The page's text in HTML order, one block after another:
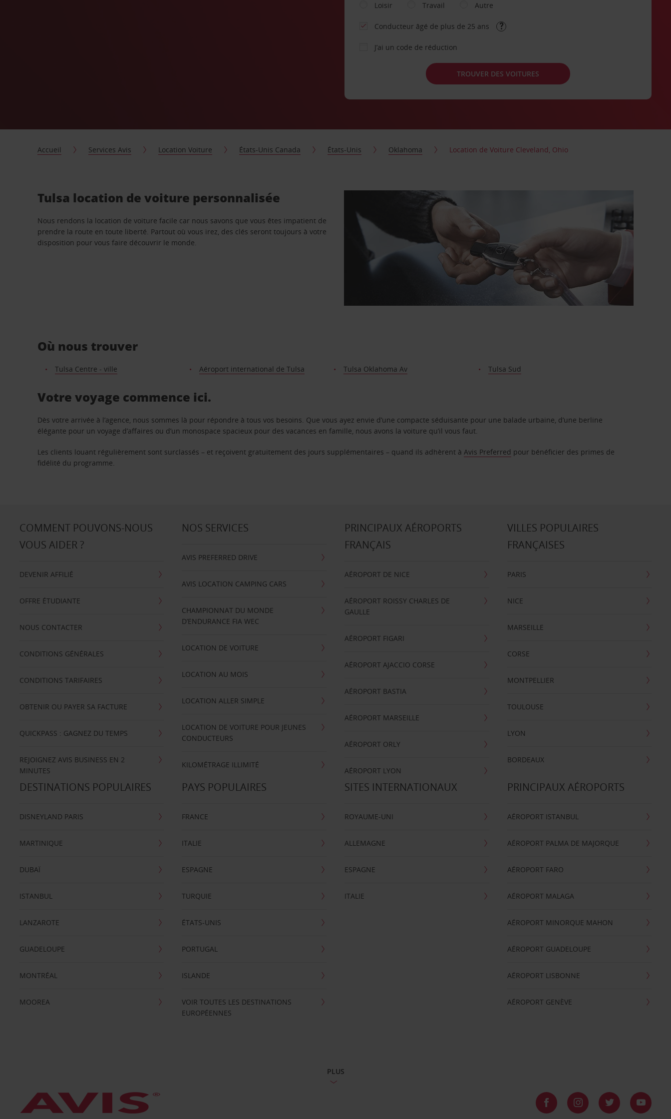
Loisir
Travail Autre
Conducteur âgé de plus de 25 ans
J’ai un code de réduction
TROUVER DES VOITURES
Accueil Services Avis Location Voiture États-Unis Canada États-Unis Oklahoma Location de Voiture Cleveland, Ohio
Tulsa location de voiture personnalisée
Nous rendons la location de voiture facile car nous savons que vous êtes impatient de
prendre la route en toute liberté. Partout où vous irez, des clés seront toujours à votre
disposition pour vous faire découvrir le monde.
Où nous trouver
Tulsa Centre - ville Aéroport international de Tulsa Tulsa Oklahoma Av Tulsa Sud
Votre voyage commence ici.
Dès votre arrivée à l’agence, nous sommes là pour répondre à tous vos besoins. Que vous ayez envie d’une compacte séduisante pour une balade urbaine, d’une berline
élégante pour un voyage d’affaires ou d’un monospace spacieux pour des vacances en famille, nous avons la voiture qu’il vous faut.
Les clients louant régulièrement sont surclassés – et reçoivent gratuitement des jours supplémentaires – quand ils adhèrent àAvis Preferred pour bénéficier des primes de
fidélité du programme.
COMMENT POUVONS-NOUS
VOUS AIDER ?
DEVENIR AFFILIÉ
OFFRE ÉTUDIANTE
NOUS CONTACTER
CONDITIONS GÉNÉRALES
CONDITIONS TARIFAIRES
OBTENIR OU PAYER SA FACTURE
QUICKPASS : GAGNEZ DU TEMPS
REJOIGNEZ AVIS BUSINESS EN 2
MINUTES
NOS SERVICES
AVIS PREFERRED DRIVE
AVIS LOCATION CAMPING CARS
CHAMPIONNAT DU MONDE
D’ENDURANCE FIA WEC
LOCATION DE VOITURE
LOCATION AU MOIS
LOCATION ALLER SIMPLE
LOCATION DE VOITURE POUR JEUNES
CONDUCTEURS
KILOMÉTRAGE ILLIMITÉ
PRINCIPAUX AÉROPORTS
FRANÇAIS
AÉROPORT DE NICE
AÉROPORT ROISSY CHARLES DE
GAULLE
AÉROPORT FIGARI
AÉROPORT AJACCIO CORSE
AÉROPORT BASTIA
AÉROPORT MARSEILLE
AÉROPORT ORLY
AÉROPORT LYON
VILLES POPULAIRES
FRANÇAISES
PARIS
NICE
MARSEILLE
CORSE
MONTPELLIER
TOULOUSE
LYON
BORDEAUX
DESTINATIONS POPULAIRES
DISNEYLAND PARIS
MARTINIQUE
DUBAÏ
ISTANBUL
LANZAROTE
GUADELOUPE
MONTRÉAL
MOOREA
PAYS POPULAIRES
FRANCE
ITALIE
ESPAGNE
TURQUIE
ÉTATS-UNIS
PORTUGAL
ISLANDE
VOIR TOUTES LES DESTINATIONS
EUROPÉENNES
SITES INTERNATIONAUX
ROYAUME-UNI
ALLEMAGNE
ESPAGNE
ITALIE
PRINCIPAUX AÉROPORTS
AÉROPORT ISTANBUL
AÉROPORT PALMA DE MAJORQUE
AÉROPORT FARO
AÉROPORT MALAGA
AÉROPORT MINORQUE MAHON
AÉROPORT GUADELOUPE
AÉROPORT LISBONNE
AÉROPORT GENÈVE
PLUS